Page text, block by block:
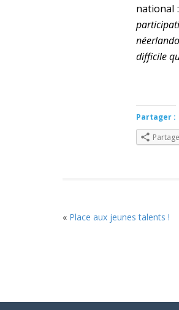
national
difficile
Partager :
« Place aux jeunes talents !